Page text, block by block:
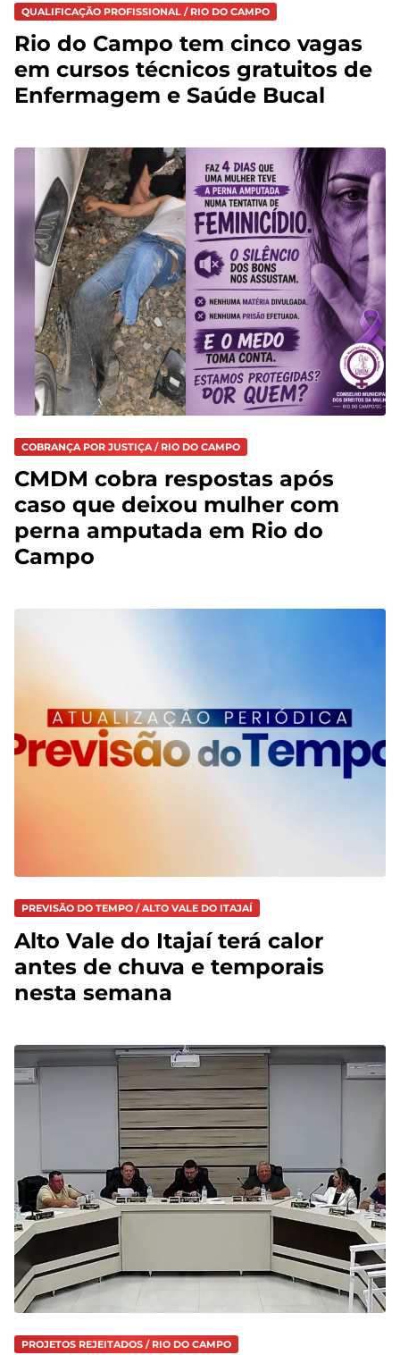
QUALIFICAÇÃO PROFISSIONAL / RIO DO CAMPO
Rio do Campo tem cinco vagas
em cursos técnicos gratuitos de
Enfermagem e Saúde Bucal
COBRANÇA POR JUSTIÇA / RIO DO CAMPO
CMDM cobra respostas após
caso que deixou mulher com
perna amputada em Rio do
Campo
PREVISÃO DO TEMPO / ALTO VALE DO ITAJAÍ
Alto Vale do Itajaí terá calor
antes de chuva e temporais
nesta semana
PROJETOS REJEITADOS / RIO DO CAMPO